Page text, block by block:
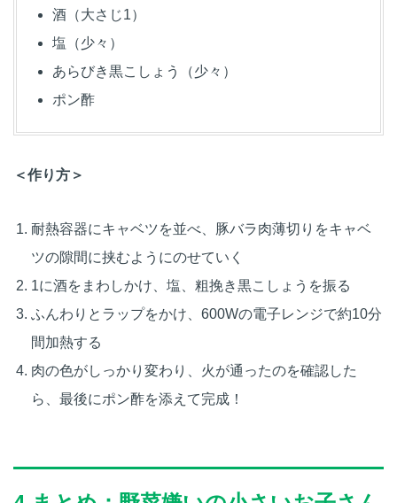
酒（大さじ1）
塩（少々）
あらびき黒こしょう（少々）
ポン酢
＜作り方＞
耐熱容器にキャベツを並べ、豚バラ肉薄切りをキャベ
ツの隙間に挟むようにのせていく
1に酒をまわしかけ、塩、粗挽き黒こしょうを振る
ふんわりとラップをかけ、600Wの電子レンジで約10分
間加熱する
肉の色がしっかり変わり、火が通ったのを確認した
ら、最後にポン酢を添えて完成！